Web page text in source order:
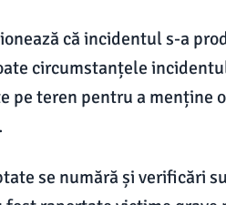
că incidentul s-a
circumstanțele
pe teren pentru a menține
se numără și verificări